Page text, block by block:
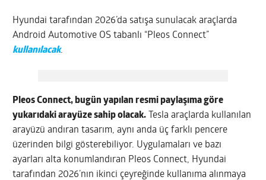
Hyundai tarafından 2026’da satışa sunulacak araçlarda
Android Automotive OS tabanlı “Pleos Connect”
kullanılacak.
Pleos Connect, bugün yapılan resmi paylaşıma göre
yukarıdaki arayüze sahip olacak. Tesla araçlarda kullanılan
arayüzü andıran tasarım, aynı anda üç farklı pencere
üzerinden bilgi gösterebiliyor. Uygulamaları ve bazı
ayarları alta konumlandıran Pleos Connect, Hyundai
tarafından 2026’nın ikinci çeyreğinde kullanıma alınmaya